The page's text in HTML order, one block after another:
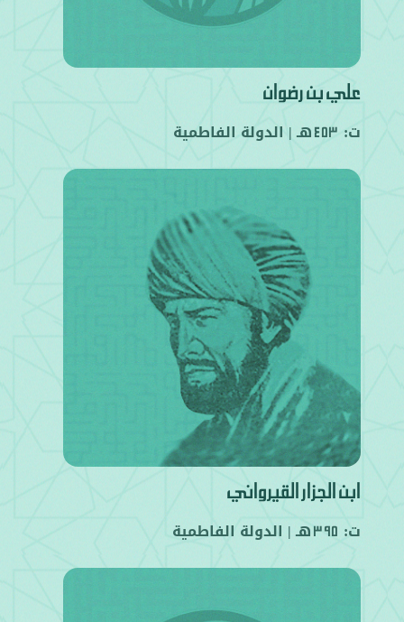
علي بن رضوان
ت: 453هـ | الدولة الفاطمية
ابن الجزار القيرواني
ت: 395هـ | الدولة الفاطمية